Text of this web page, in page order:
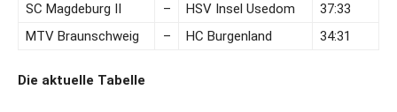
SC Magdeburg II
– HSV Insel Usedom
37:33
MTV Braunschweig
– HC Burgenland 34:31
Die aktuelle Tabelle